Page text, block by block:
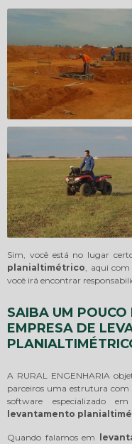
Sim, você está no lugar
planialtimétrico, aqui com
você irá encontrar
SAIBA UM
EMPRESA DE
A RURAL ENGENHARIA
parceiros uma estrutura com
software especializado
levantamento
Quando falamos em